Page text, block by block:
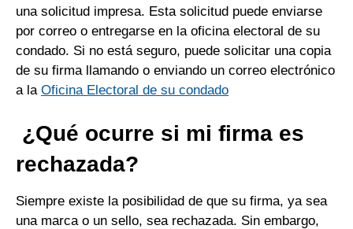
una solicitud impresa. Esta solicitud puede enviarse
por correo o entregarse en la oficina electoral de su
condado. Si no está seguro, puede solicitar una copia
de su firma llamando o enviando un correo electrónico
a la Oficina Electoral de su condado
¿Qué ocurre si mi firma es
rechazada?
Siempre existe la posibilidad de que su firma, ya sea
una marca o un sello, sea rechazada. Sin embargo,